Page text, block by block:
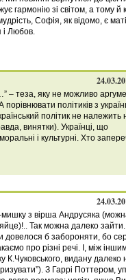
гармонію зі світом, а тому й
Софія, як відомо, є
і Любов.
– теза, яку не можливо
політиків з
політик не належить
винятки). Українці, що
і культурні. Хто
мишку з вірша Андрусяка
Так можна далеко зайти.
довелося б забороняти, бо
про різні речі. І, між
К.Чуковського, видану далеко
З Гаррі Поттером,